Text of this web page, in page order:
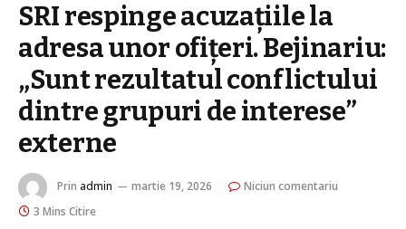
SRI respinge acuzațiile la
adresa unor ofițeri. Bejinariu:
„Sunt rezultatul conflictului
dintre grupuri de interese”
externe
Prin admin martie 19, 2026
Niciun comentariu
3 Mins Citire